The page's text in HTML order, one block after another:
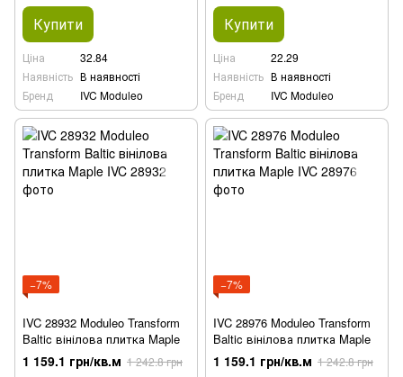
Купити
Ціна
32.84
Наявність В наявності
Бренд
IVC Moduleo
Купити
Ціна
22.29
Наявність В наявності
Бренд
IVC Moduleo
−7%
IVC 28932 Moduleo Transform
Baltic вінілова плитка Maple
1 159.1 грн/кв.м 1 242.8 грн
−7%
IVC 28976 Moduleo Transform
Baltic вінілова плитка Maple
1 159.1 грн/кв.м 1 242.8 грн